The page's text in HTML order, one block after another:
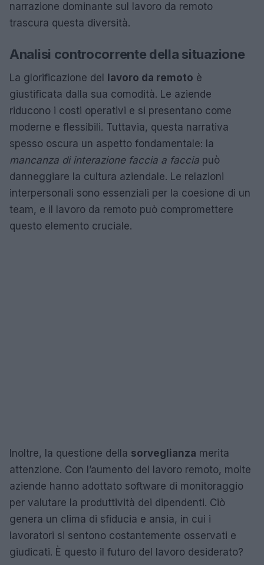
narrazione dominante sul lavoro da remoto
trascura questa diversità.
Analisi controcorrente della situazione
La glorificazione del lavoro da remoto è
giustificata dalla sua comodità. Le aziende
riducono i costi operativi e si presentano come
moderne e flessibili. Tuttavia, questa narrativa
spesso oscura un aspetto fondamentale: la
mancanza di interazione faccia a faccia può
danneggiare la cultura aziendale. Le relazioni
interpersonali sono essenziali per la coesione di un
team, e il lavoro da remoto può compromettere
questo elemento cruciale.
Inoltre, la questione della sorveglianza merita
attenzione. Con l’aumento del lavoro remoto, molte
aziende hanno adottato software di monitoraggio
per valutare la produttività dei dipendenti. Ciò
genera un clima di sfiducia e ansia, in cui i
lavoratori si sentono costantemente osservati e
giudicati. È questo il futuro del lavoro desiderato?